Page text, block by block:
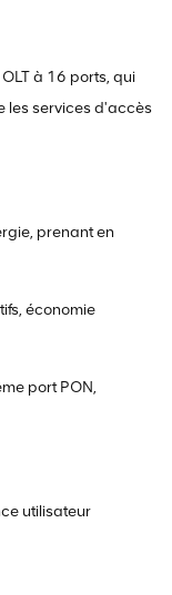
à 16 ports, qui
les services d'accès
prenant en
économie
port PON,
utilisateur